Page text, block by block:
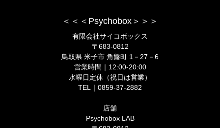
＜＜＜Psychobox＞＞＞
有限会社サイコボックス
〒683-0812
鳥取県 米子市 角盤町 1－27－6
営業時間｜12:00-20:00
水曜日定休（祝日は営業）
TEL｜0859-37-2882
店舗
Psychobox LAB